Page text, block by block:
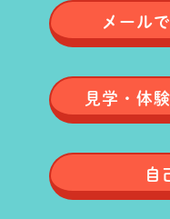
メールで
見学・体験
自